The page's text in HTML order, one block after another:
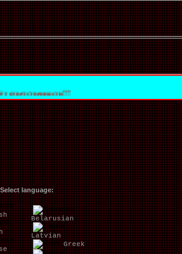
language:
Belarusian
Latvian
Greek